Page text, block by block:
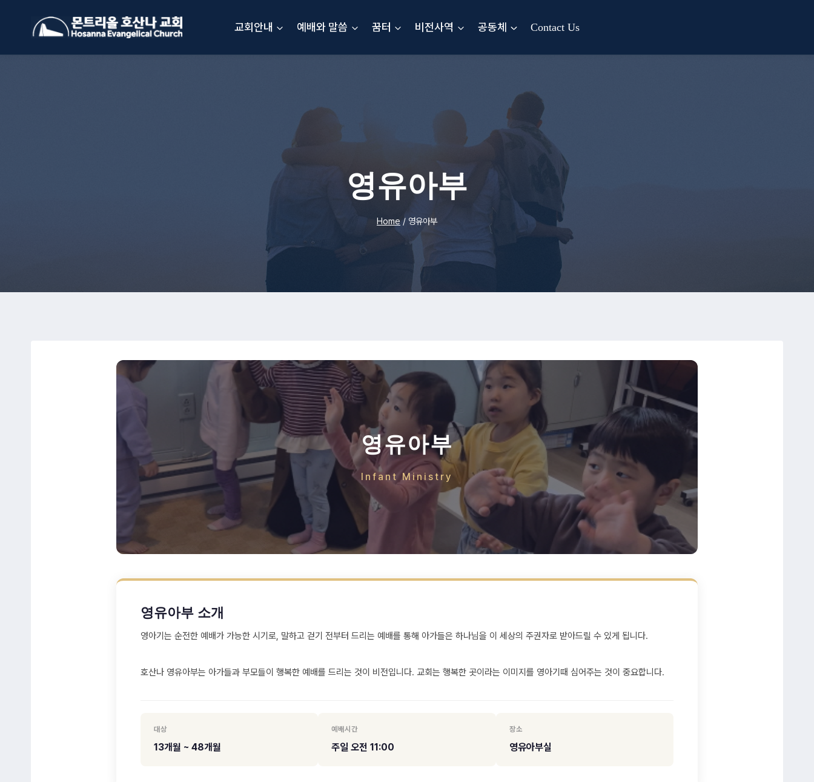
content
교회안내 예배와 말씀 꿈터 비전사역 공동체 Contact Us
영유아부
Home / 영유아부
영유아부
Infant Ministry
영유아부 소개
영아기는 순전한 예배가 가능한 시기로, 말하고 걷기 전부터 드리는 예배를 통해 아가들은 하나님을 이 세상의 주권자로 받아드릴 수 있게 됩니다.
호산나 영유아부는 아가들과 부모들이 행복한 예배를 드리는 것이 비전입니다. 교회는 행복한 곳이라는 이미지를 영아기때 심어주는 것이 중요합니다.
대상
13개월 ~ 48개월
예배시간
주일 오전 11:00
장소
영유아부실